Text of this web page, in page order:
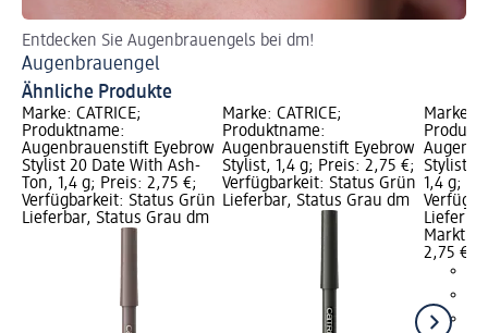
Entdecken Sie Augenbrauengels bei dm!
Augenbrauengel
Ähnliche Produkte
Marke: CATRICE;
Produktname:
Augenbrauenstift Eyebrow
Stylist 20 Date With Ash-
Ton, 1,4 g; Preis: 2,75 €;
Verfügbarkeit: Status Grün
Lieferbar, Status Grau dm
Marke: CATRICE;
Produktname:
Augenbrauenstift Eyebrow
Stylist, 1,4 g; Preis: 2,75 €;
Verfügbarkeit: Status Grün
Lieferbar, Status Grau dm
Marke:
Stylist
1,4 g;
Markt
2,75 €